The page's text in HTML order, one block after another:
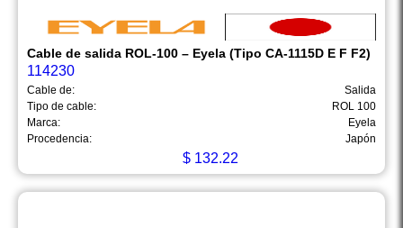
Cable de salida ROL-100 – Eyela (Tipo CA-1115D E F F2)
114230
Cable de:
Salida
Tipo de cable:
ROL 100
Marca:
Eyela
Procedencia:
Japón
$ 132.22